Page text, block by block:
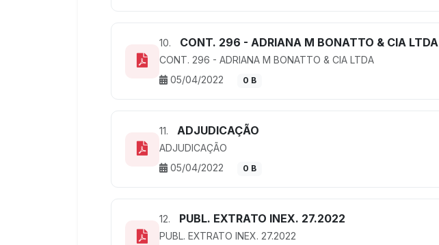
10. CONT. 296 - ADRIANA M BONATTO & CIA LTDA
CONT. 296 - ADRIANA M BONATTO & CIA LTDA
05/04/2022
0 B
11. ADJUDICAÇÃO
ADJUDICAÇÃO
05/04/2022
0 B
12. PUBL. EXTRATO INEX. 27.2022
PUBL. EXTRATO INEX. 27.2022